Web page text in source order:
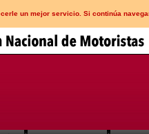
un mejor servicio. Si continúa